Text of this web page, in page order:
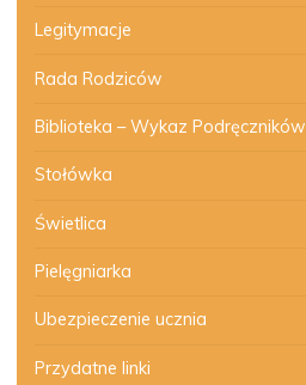
Legitymacje
Rada Rodziców
Biblioteka – Wykaz Podręczników
Stołówka
Świetlica
Pielęgniarka
Ubezpieczenie ucznia
Przydatne linki